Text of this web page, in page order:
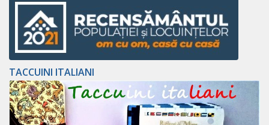
TACCUINI ITALIANI